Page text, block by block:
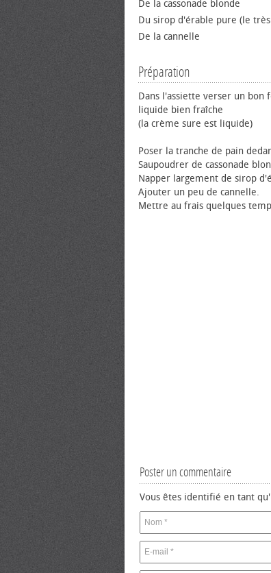
De la cassonade blonde
Du sirop d'érable pure (le
De la cannelle
Préparation
Dans l'assiette verser un bon
liquide bien fraîche
(la crème sure est liquide)
Poser la tranche de pain
Saupoudrer de cassonade
Napper largement de sirop
Ajouter un peu de cannelle.
Mettre au frais quelques
Poster un commentaire
Vous êtes identifié en tant